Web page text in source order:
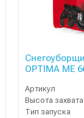
OPTIMA ME
Артикул
Высота захвата
Тип запуска